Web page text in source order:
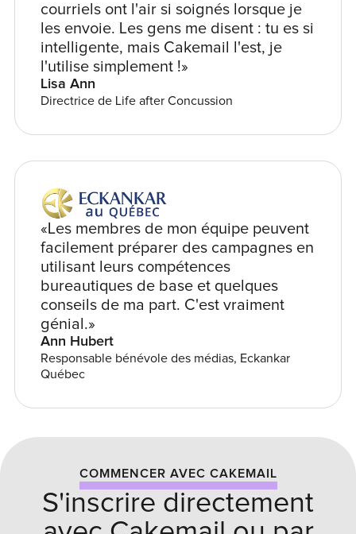
courriels ont l'air si soignés lorsque je
les envoie. Les gens me disent : tu es si
intelligente, mais Cakemail l'est, je
l'utilise simplement !»
Lisa Ann
Directrice de Life after Concussion
«Les membres de mon équipe peuvent
facilement préparer des campagnes en
utilisant leurs compétences
bureautiques de base et quelques
conseils de ma part. C'est vraiment
génial.»
Ann Hubert
Responsable bénévole des médias, Eckankar
Québec
COMMENCER AVEC CAKEMAIL
S'inscrire directement